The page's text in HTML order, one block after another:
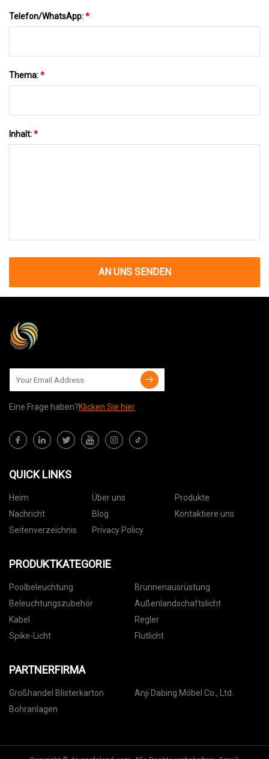
Telefon/WhatsApp:*
Thema:*
Inhalt:*
AN UNS SENDEN
Eine Frage haben?Klicken Sie hier
QUICK LINKS
Heim Über uns
Produkte
Nachricht
Blog
Kontaktiere uns
Seitenverzeichnis
Privacy Policy
PRODUKTKATEGORIE
Poolbeleuchtung
Brunnenausrüstung
Beleuchtungszubehör
Außenlandschaftslicht
Kabel
Regler
Spike-Licht
Flutlicht
PARTNERFIRMA
Großhandel Blisterkarton
Anji Dabing Möbel Co., Ltd.
Bohranlagen